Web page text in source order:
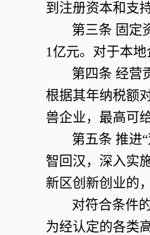
到注册资本和支
第三条 固定
1亿元。对于本
第四条 经营
根据其年纳税额
兽企业，最高可
第五条 推进
智回汉，深入实
新区创新创业的
对符合条件
为经认定的各类